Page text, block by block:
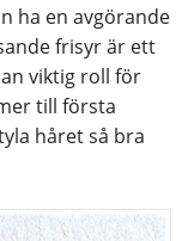
ha en avgörande
frisyr är ett
viktig roll för
till första
håret så bra